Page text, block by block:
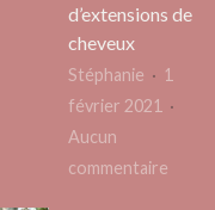
d’extensions de
cheveux
Stéphanie
1
février 2021
Aucun
commentaire